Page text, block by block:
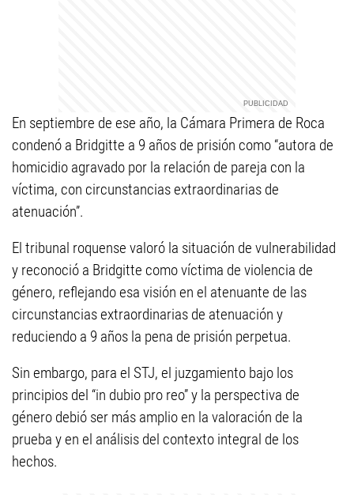
En septiembre de ese año, la Cámara Primera de Roca
condenó a Bridgitte a 9 años de prisión como “autora de
homicidio agravado por la relación de pareja con la
víctima, con circunstancias extraordinarias de
atenuación”.
El tribunal roquense valoró la situación de vulnerabilidad
y reconoció a Bridgitte como víctima de violencia de
género, reflejando esa visión en el atenuante de las
circunstancias extraordinarias de atenuación y
reduciendo a 9 años la pena de prisión perpetua.
Sin embargo, para el STJ, el juzgamiento bajo los
principios del “in dubio pro reo” y la perspectiva de
género debió ser más amplio en la valoración de la
prueba y en el análisis del contexto integral de los
hechos.